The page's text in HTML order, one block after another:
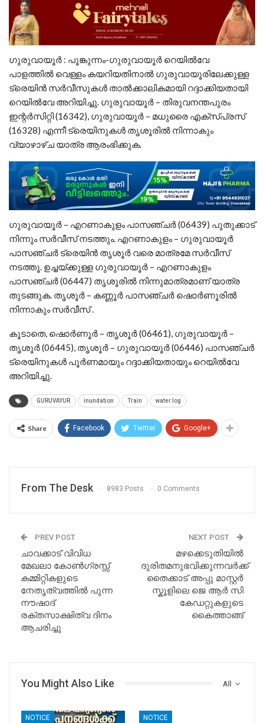
ഗുരുവായൂർ : പൂങ്കുന്നം-ഗുരുവായൂര്‍ റെയില്‍വേ
പാളത്തില്‍ വെള്ളം കയറിയതിനാല്‍ ഗുരുവായൂരിലേക്കുള്ള
ട്രെയിന്‍ സര്‍വീസുകള്‍ താല്‍ക്കാലികമായി റദ്ദാക്കിയതായി
റെയില്‍വേ അറിയിച്ചു. ഗുരുവായൂര്‍ – തിരുവനന്തപുരം
ഇന്റര്‍സിറ്റി (16342), ഗുരുവായൂര്‍ – മധുരൈ എക്സ്പ്രസ്
(16328) എന്നീ ട്രെയിനുകള്‍ തൃശൂരില്‍ നിന്നാകും
വ്യാഴാഴ്ച യാത്ര ആരംഭിക്കുക.
ഗുരുവായൂര്‍ – എറണാകുളം പാസഞ്ചര്‍ (06439) പുതുക്കാട്
നിന്നും സര്‍വീസ് നടത്തും. എറണാകുളം – ഗുരുവായൂര്‍
പാസഞ്ചര്‍ ട്രെയിന്‍ തൃശൂര്‍ വരെ മാത്രമേ സര്‍വീസ്
നടത്തൂ. ഉച്ചയ്ക്കുള്ള ഗുരുവായൂര്‍ – എറണാകുളം
പാസഞ്ചര്‍ (06447) തൃശൂരില്‍ നിന്നുമാത്രമാണ് യാത്ര
തുടങ്ങുക. തൃശൂര്‍ – കണ്ണൂര്‍ പാസഞ്ചര്‍ ഷൊര്‍ണൂരില്‍
നിന്നാകും സര്‍വീസ് .
കൂടാതെ, ഷൊര്‍ണൂര്‍ – തൃശൂര്‍ (06461), ഗുരുവായൂര്‍ –
തൃശൂര്‍ (06445), തൃശൂര്‍ – ഗുരുവായൂര്‍ (06446) പാസഞ്ചര്‍
ട്രെയിനുകള്‍ പൂര്‍ണമായും റദ്ദാക്കിയതായും റെയില്‍വേ
അറിയിച്ചു.
GURUVAYUR inundation Train water log
Share Facebook Twitter Google+
From The Desk 8983 Posts 0 Comments
PREV POST
ചാവക്കാട് വിവിധ
മേഖലാ കോൺഗ്രസ്സ്
കമ്മിറ്റികളുടെ
നേതൃത്വത്തിൽ പുന്ന
നൗഷാദ്
രക്തസാക്ഷിത്വ ദിനം
ആചരിച്ചു
NEXT POST
മഴക്കെടുതിയിൽ
ദുരിതമനുഭവിക്കുന്നവർക്ക്
തൈക്കാട് അപ്പു മാസ്റ്റർ
സ്കൂളിലെ ജെ ആർ സി
കേഡറ്റുകളുടെ
കൈത്താങ്ങ്
All
You Might Also Like
NOTICE NOTICE